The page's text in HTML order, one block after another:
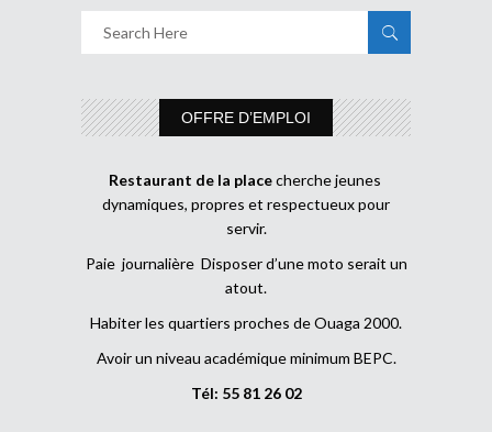
OFFRE D’EMPLOI
Restaurant de la placecherche jeunes
dynamiques, propres et respectueux pour
servir.
Paie journalière Disposer d’une moto serait un
atout.
Habiter les quartiers proches de Ouaga 2000.
Avoir un niveau académique minimum BEPC.
Tél: 55 81 26 02